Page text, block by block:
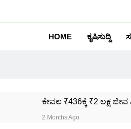
HOME ಕೃಷಿಸುದ್ದಿ
ಕೇವಲ ₹436ಕ್ಕೆ ₹2 ಲಕ್ಷ
2 Months Ago